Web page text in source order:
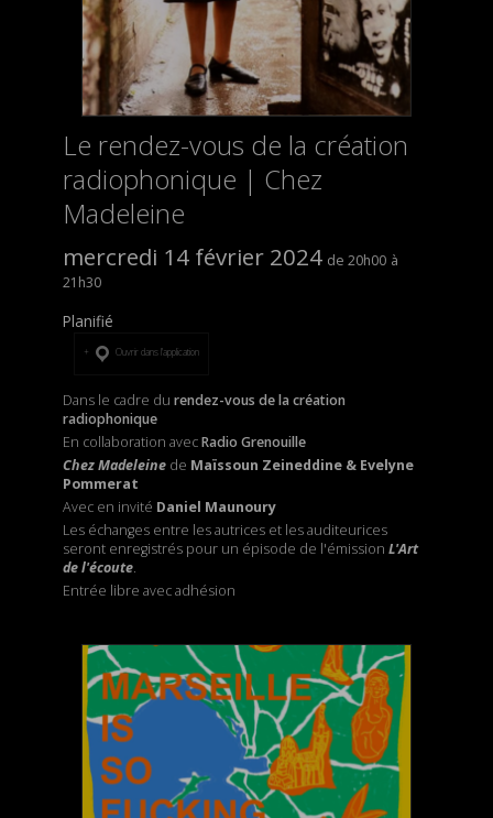
Le rendez-vous de la création
radiophonique | Chez
Madeleine
mercredi 14 février 2024
20h00
21h30
Planifié
Ouvrir dans l’application
Dans le cadre du rendez-vous de la création
radiophonique
En collaboration avecRadio Grenouille
Chez Madeleine de Maïssoun Zeineddine & Evelyne
Pommerat
Avec en invité Daniel Maunoury
Les échanges entre les autrices et les auditeurices
seront enregistrés pour un épisode de l'émission L'Art
de l'écoute.
Entrée libre avec adhésion